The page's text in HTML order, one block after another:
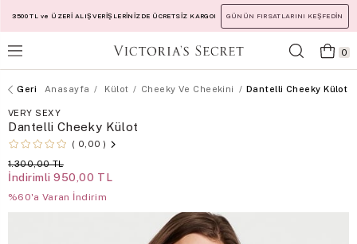
3500 TL ve ÜZERİ ALIŞVERİŞLERİNİZDE ÜCRETSİZ KARGO! GÜNÜN FIRSATLARINI KEŞFEDİN
0
Anasayfa Külot Cheeky Ve Cheekini Dantelli Cheeky Külot
VERY SEXY
Dantelli Cheeky Külot
0,00
1.300,00 TL
İndirimli 950,00 TL
%60'a Varan İndirim